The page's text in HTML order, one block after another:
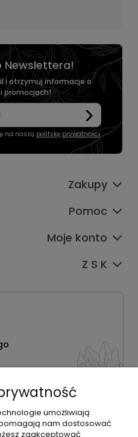
Newslettera!
i otrzymuj informacje o
promocjach!
na naszą politykę prywatności.
Zakupy
Pomoc
Moje konto
Z S K
umożliwiają
nam dostosować
zaakceptować